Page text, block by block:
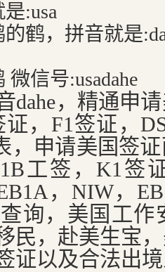
:usa
鹤，拼音就是
信号:usadahe
dahe，精通申
，F1签证，
，申请美国签
工签，K1签
，NIW，
询，美国工作
民，赴美生宝
证以及合法出